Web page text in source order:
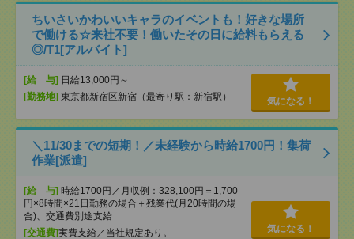
ちいさいかわいいキャラのイベントも！好きな場所
で働ける☆来社不要！働いたその日に給料もらえる
◎/T1[アルバイト]
[給 与] 日給13,000円～
[勤務地] 東京都新宿区新宿（最寄り駅：新宿駅） 気になる！
＼11/30までの短期！／未経験から時給1700円！集荷
作業[派遣]
[給 与] 時給1700円／月収例：328,100円＝1,700
円×8時間×21日勤務の場合＋残業代(月20時間の場
合)、交通費別途支給
[交通費]実費支給／当社規定あり。
気になる！